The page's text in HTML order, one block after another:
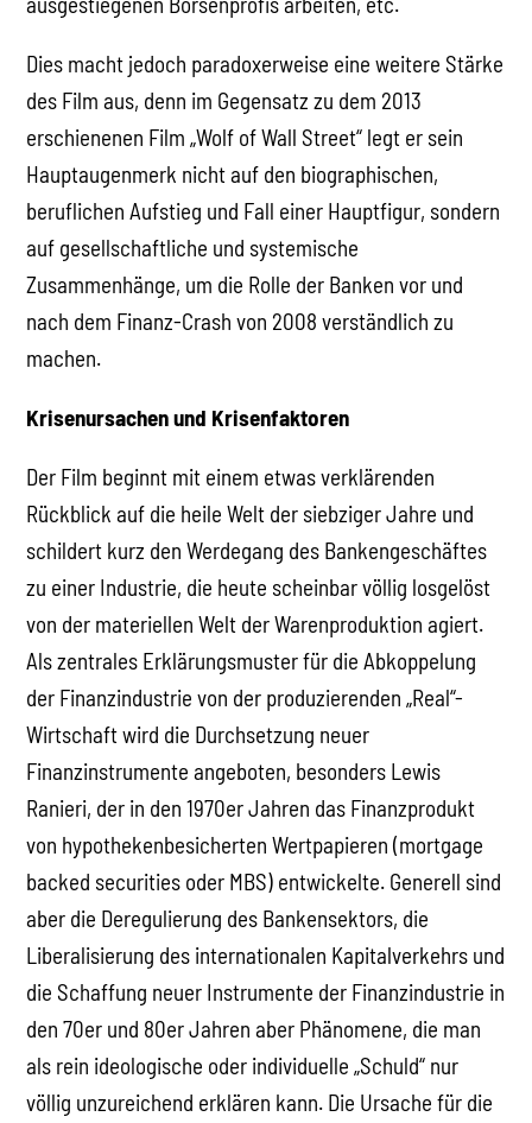
Dies macht jedoch paradoxerweise eine weitere Stärke
des Film aus, denn im Gegensatz zu dem 2013
erschienenen Film „Wolf of Wall Street“ legt er sein
Hauptaugenmerk nicht auf den biographischen,
beruflichen Aufstieg und Fall einer Hauptfigur, sondern
auf gesellschaftliche und systemische
Zusammenhänge, um die Rolle der Banken vor und
nach dem Finanz-Crash von 2008 verständlich zu
machen.
Krisenursachen und Krisenfaktoren
Der Film beginnt mit einem etwas verklärenden
Rückblick auf die heile Welt der siebziger Jahre und
schildert kurz den Werdegang des Bankengeschäftes
zu einer Industrie, die heute scheinbar völlig losgelöst
von der materiellen Welt der Warenproduktion agiert.
Als zentrales Erklärungsmuster für die Abkoppelung
der Finanzindustrie von der produzierenden „Real“-
Wirtschaft wird die Durchsetzung neuer
Finanzinstrumente angeboten, besonders Lewis
Ranieri, der in den 1970er Jahren das Finanzprodukt
von hypothekenbesicherten Wertpapieren (mortgage
backed securities oder MBS) entwickelte. Generell sind
aber die Deregulierung des Bankensektors, die
Liberalisierung des internationalen Kapitalverkehrs und
die Schaffung neuer Instrumente der Finanzindustrie in
den 70er und 80er Jahren aber Phänomene, die man
als rein ideologische oder individuelle „Schuld“ nur
völlig unzureichend erklären kann. Die Ursache für die